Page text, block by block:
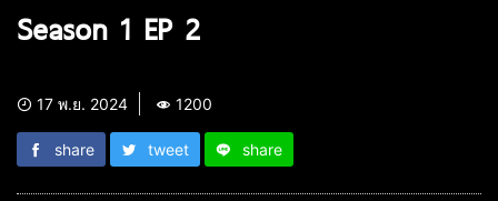
Season 1 EP 2
17 พ.ย. 2024 1200
share tweet share